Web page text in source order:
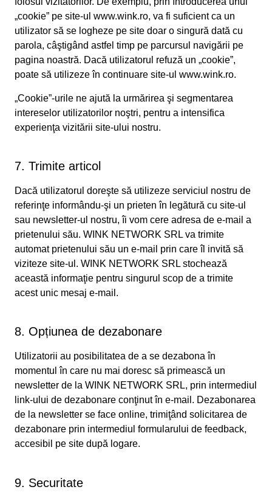
„cookie” pe site-ul www.wink.ro, va fi suficient ca un
utilizator să se logheze pe site doar o singură dată cu
parola, câştigând astfel timp pe parcursul navigării pe
pagina noastră. Dacă utilizatorul refuză un „cookie”,
poate să utilizeze în continuare site-ul www.wink.ro.
„Cookie”-urile ne ajută la urmărirea şi segmentarea
intereselor utilizatorilor noştri, pentru a intensifica
experienţa vizitării site-ului nostru.
7. Trimite articol
Dacă utilizatorul doreşte să utilizeze serviciul nostru de
referinţe informându-şi un prieten în legătură cu site-ul
sau newsletter-ul nostru, îi vom cere adresa de e-mail a
prietenului său. WINK NETWORK SRL va trimite
automat prietenului său un e-mail prin care îl invită să
viziteze site-ul. WINK NETWORK SRL stochează
această informaţie pentru singurul scop de a trimite
acest unic mesaj e-mail.
8. Opțiunea de dezabonare
Utilizatorii au posibilitatea de a se dezabona în
momentul în care nu mai doresc să primească un
newsletter de la WINK NETWORK SRL, prin intermediul
link-ului de dezabonare conţinut în e-mail. Dezabonarea
de la newsletter se face online, trimiţând solicitarea de
dezabonare prin intermediul formularului de feedback,
accesibil pe site după logare.
9. Securitate